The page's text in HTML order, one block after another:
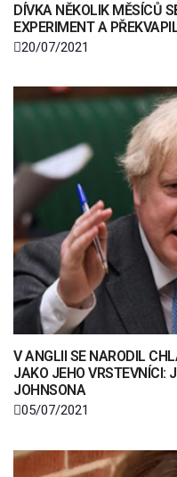
DÍVKA NĚKOLIK MĚSÍCŮ
EXPERIMENT A
20/07/2021
V ANGLII SE NARODIL
JAKO JEHO VRSTEVNÍCI:
JOHNSONA
05/07/2021